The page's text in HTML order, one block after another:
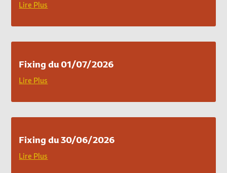
Lire Plus
Fixing du 01/07/2026
Lire Plus
Fixing du 30/06/2026
Lire Plus